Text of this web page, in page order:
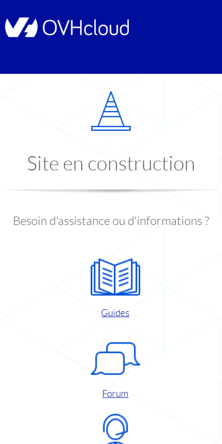
Site en construction
Besoin d'assistance ou d'informations ?
Guides
Forum